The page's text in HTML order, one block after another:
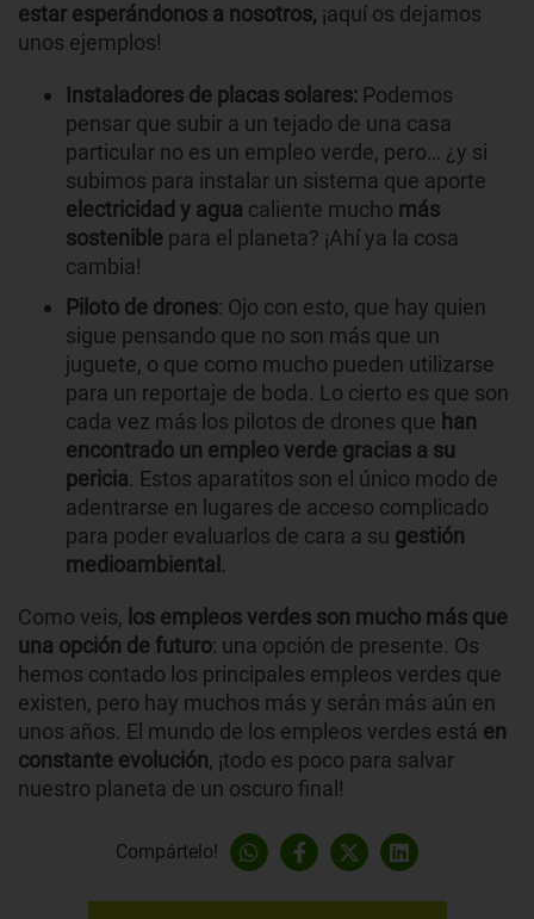
estar esperándonos a nosotros, ¡aquí os dejamos
unos ejemplos!
Instaladores de placas solares: Podemos
pensar que subir a un tejado de una casa
particular no es un empleo verde, pero… ¿y si
subimos para instalar un sistema que aporte
electricidad y agua caliente mucho más
sostenible para el planeta? ¡Ahí ya la cosa
cambia!
Piloto de drones: Ojo con esto, que hay quien
sigue pensando que no son más que un
juguete, o que como mucho pueden utilizarse
para un reportaje de boda. Lo cierto es que son
cada vez más los pilotos de drones que han
encontrado un empleo verde gracias a su
pericia. Estos aparatitos son el único modo de
adentrarse en lugares de acceso complicado
para poder evaluarlos de cara a su gestión
medioambiental .
Como veis, los empleos verdes son mucho más que
una opción de futuro: una opción de presente. Os
hemos contado los principales empleos verdes que
existen, pero hay muchos más y serán más aún en
unos años. El mundo de los empleos verdes está en
constante evolución, ¡todo es poco para salvar
nuestro planeta de un oscuro final!
Compártelo!